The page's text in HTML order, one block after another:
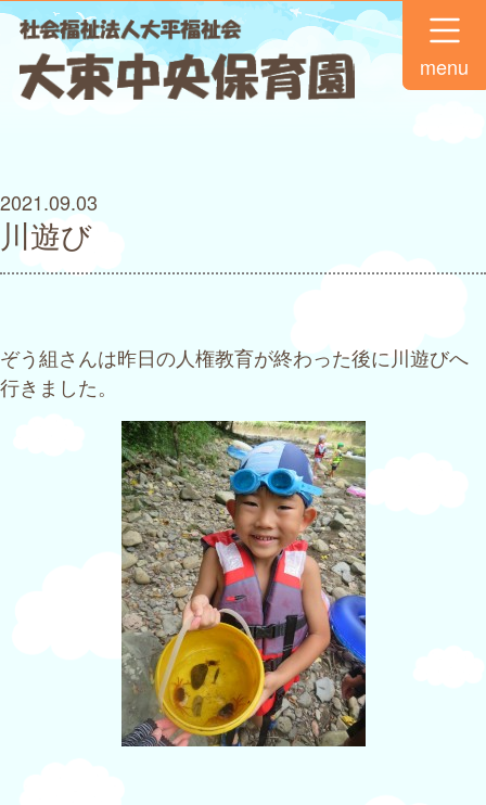
menu
川遊び
2021.09.03
ぞう組さんは昨日の人権教育が終わった後に川遊びへ
行きました。